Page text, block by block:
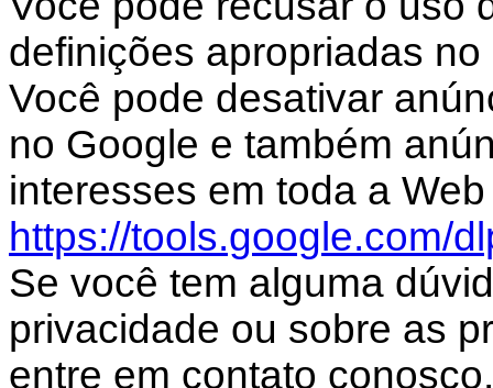
definições apropriadas
Você pode desativar
no Google e também
interesses em toda a
https://tools.google.com/
Se você tem alguma
privacidade ou sobre as
entre em contato conosco.